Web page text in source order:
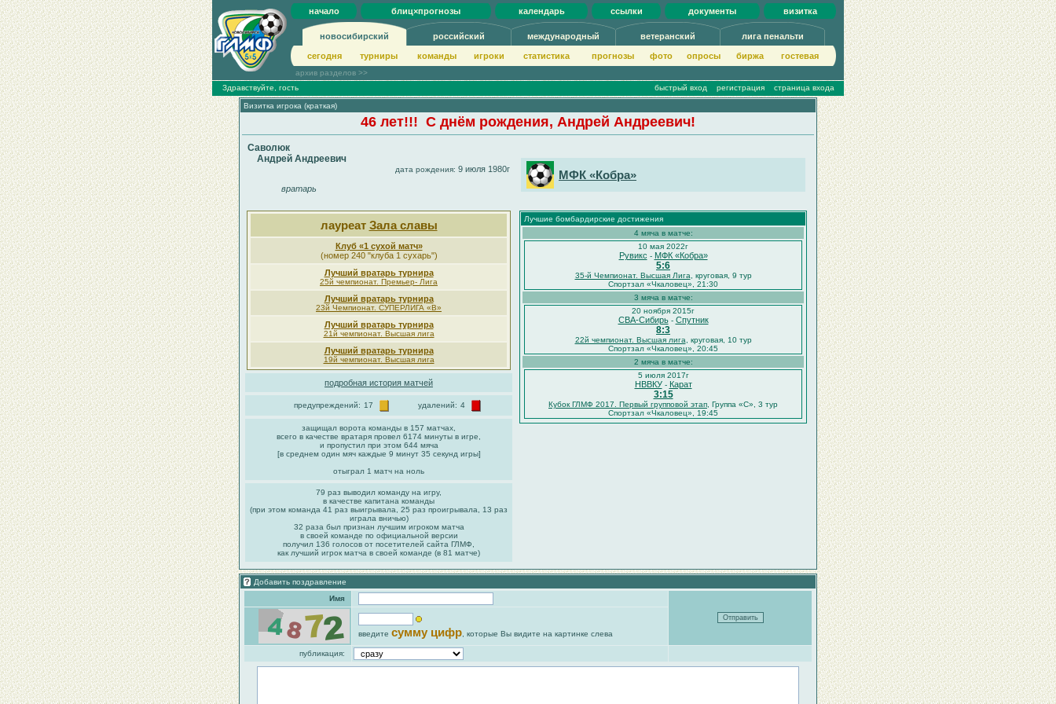
начало блиц×прогнозы календарь ссылки документы визитка
новосибирский российский международный ветеранский лига пенальти
сегодня турниры команды игроки статистика прогнозы фото опросы биржа гoстeвая
архив разделов >>
Здравствуйте, гость
быстрый вход регистрация страница входа
Визитка игрока (краткая)
46 лет!!! С днём рождения, Андрей Андреевич!
Саволюк
Андрей Андреевич
дата рождения: 9 июля 1980г
вратарь
лауреат Зала славы
Клуб «1 сухой матч»
(номер 240 "клуба 1 сухарь")
Лучший вратарь турнира
25й чемпионат. Премьер- Лига
Лучший вратарь турнира
23й Чемпионат. СУПЕРЛИГА «В»
Лучший вратарь турнира
21й чемпионат. Высшая лига
Лучший вратарь турнира
19й чемпионат. Высшая лига
подробная история матчей
предупреждений: 17 удалений: 4
защищал ворота команды в 157 матчах,
всего в качестве вратаря провел 6174 минуты в игре,
и пропустил при этом 644 мяча
[в среднем один мяч каждые 9 минут 35 секунд игры]
отыграл 1 матч на ноль
79 раз выводил команду на игру,
в качестве капитана команды
(при этом команда 41 раз выигрывала, 25 раз проигрывала, 13 раз
играла вничью)
32 раза был признан лучшим игроком матча
в своей команде по официальной версии
получил 136 голосов от посетителей сайта ГЛМФ,
как лучший игрок матча в своей команде (в 81 матче)
МФК «Кобра»
Лучшие бомбардирские достижения
4 мяча в матче:
10 мая 2022г
Рувикс - МФК «Кобра»
5:6
35-й Чемпионат. Высшая Лига , круговая, 9 тур
Спортзал «Чкаловец», 21:30
3 мяча в матче:
20 ноября 2015г
СВА-Сибирь- Спутник
8:3
22й чемпионат. Высшая лига , круговая, 10 тур
Спортзал «Чкаловец», 20:45
2 мяча в матче:
5 июля 2017г
НВВКУ- Карат
3:15
Кубок ГЛМФ 2017. Первый групповой этап , Группа «C», 3 тур
Спортзал «Чкаловец», 19:45
Добавить поздравление
Имя
введите сумму цифр , которые Вы видите на картинке слева
публикация: